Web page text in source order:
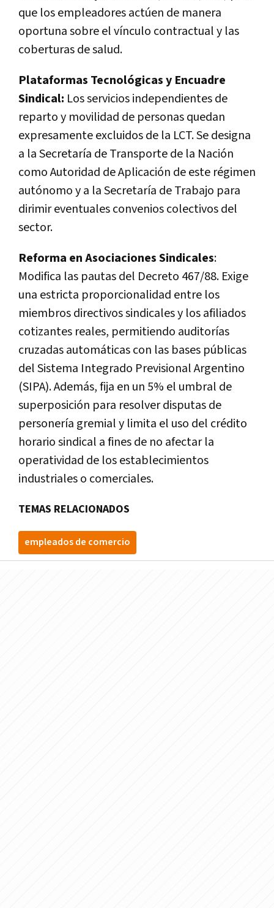
que los empleadores actúen de manera
oportuna sobre el vínculo contractual y las
coberturas de salud.
Plataformas Tecnológicas y Encuadre
Sindical: Los servicios independientes de
reparto y movilidad de personas quedan
expresamente excluidos de la LCT. Se designa
a la Secretaría de Transporte de la Nación
como Autoridad de Aplicación de este régimen
autónomo y a la Secretaría de Trabajo para
dirimir eventuales convenios colectivos del
sector.
Reforma en Asociaciones Sindicales:
Modifica las pautas del Decreto 467/88. Exige
una estricta proporcionalidad entre los
miembros directivos sindicales y los afiliados
cotizantes reales, permitiendo auditorías
cruzadas automáticas con las bases públicas
del Sistema Integrado Previsional Argentino
(SIPA). Además, fija en un 5% el umbral de
superposición para resolver disputas de
personería gremial y limita el uso del crédito
horario sindical a fines de no afectar la
operatividad de los establecimientos
industriales o comerciales.
TEMAS RELACIONADOS
empleados de comercio